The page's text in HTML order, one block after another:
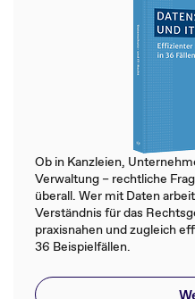
Ob in Kanzleien,
Verwaltung – rechtliche
überall. Wer mit Daten
Verständnis für das
praxisnahen und zugleich
36 Beispielfällen.